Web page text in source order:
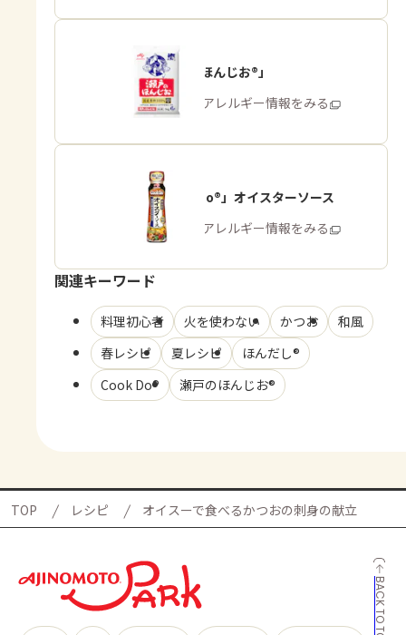
「瀬戸のほんじお®」
商品・アレルギー情報をみる
「Cook Do®」オイスターソース
商品・アレルギー情報をみる
関連キーワード
料理初心者 火を使わない かつお
和風
春レシピ
夏レシピ
ほんだし®
Cook Do®
瀬戸のほんじお®
TOP レシピ オイスーで食べるかつおの刺身の献立
BACK TO TOP